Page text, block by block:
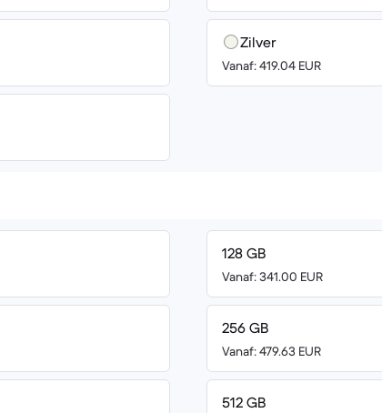
Zilver
Vanaf: 419.04 EUR
128 GB
Vanaf: 341.00 EUR
256 GB
Vanaf: 479.63 EUR
512 GB